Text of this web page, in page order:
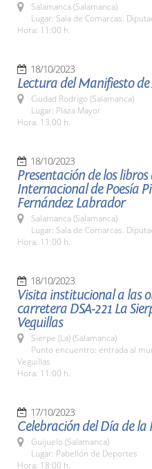
Salamanca (Salamanca)
Lugar: Sala de Comarcas.
Hora: 11:00 h.
18/10/2023
Lectura del Manifiesto de
Ciudad Rodrigo (Salamanca)
Lugar: Plaza Mayor
Hora: 13:00 h.
18/10/2023
Presentación de los libros
Internacional de Poesía
Fernández Labrador
Salamanca (Salamanca)
Lugar: Sala de Comarcas.
Hora: 11:00 h.
18/10/2023
Visita institucional a las
carretera DSA-221 La
Veguillas
Sierpe (La) (Salamanca)
Punto encuentro: entrada al
Veguillas
Hora: 11:00 h.
17/10/2023
Celebración del Día de
Guijuelo (Salamanca)
Lugar: Pabellón de Deportes
Hora: 18:00 h.